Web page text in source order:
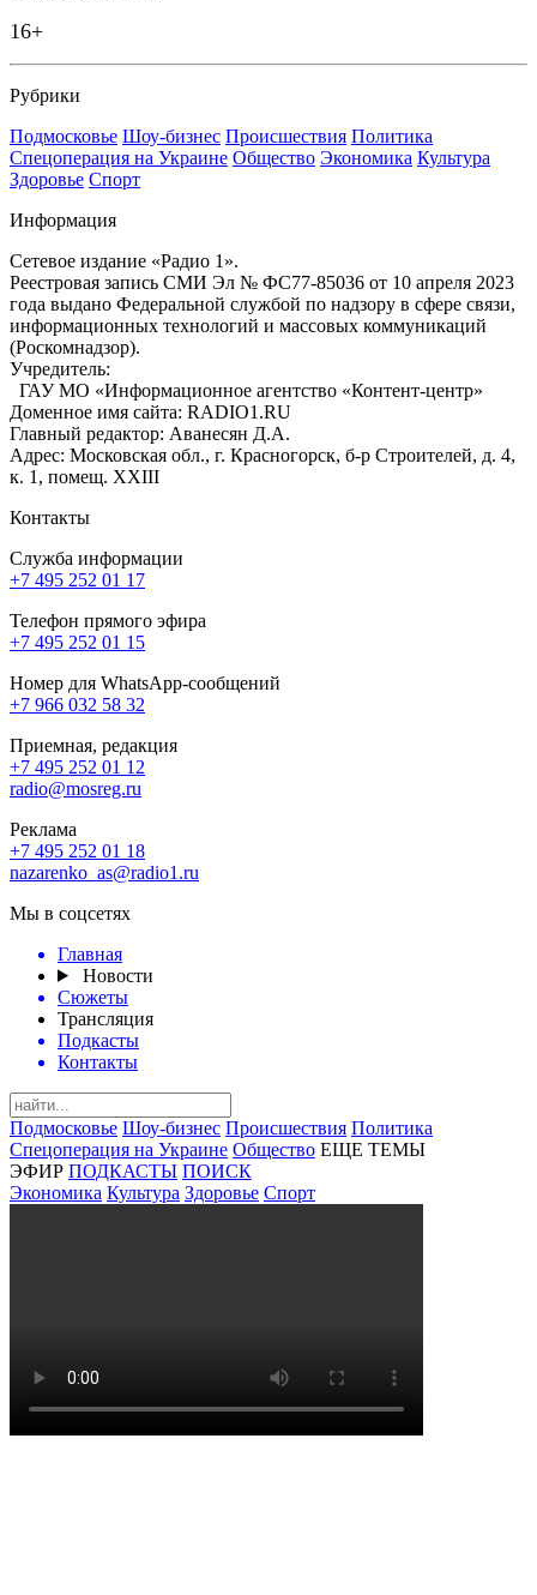
16+
Рубрики
Подмосковье Шоу-бизнес Происшествия Политика
Спецоперация на Украине Общество Экономика Культура
Здоровье Спорт
Информация
Сетевое издание «Радио 1».
Реестровая запись СМИ Эл № ФС77-85036 от 10 апреля 2023
года выдано Федеральной службой по надзору в сфере связи,
информационных технологий и массовых коммуникаций
(Роскомнадзор).
Учредитель:
ГАУ МО «Информационное агентство «Контент-центр»
Доменное имя сайта: RADIO1.RU
Главный редактор: Аванесян Д.А.
Адрес: Московская обл., г. Красногорск, б-р Строителей, д. 4,
к. 1, помещ. XXIII
Контакты
Служба информации
+7 495 252 01 17
Телефон прямого эфира
+7 495 252 01 15
Номер для WhatsApp-сообщений
+7 966 032 58 32
Приемная, редакция
+7 495 252 01 12
radio@mosreg.ru
Реклама
+7 495 252 01 18
nazarenko_as@radio1.ru
Мы в соцсетях
Главная
Новости
Сюжеты
Трансляция
Подкасты
Контакты
Подмосковье Шоу-бизнес Происшествия Политика
Спецоперация на Украине Общество ЕЩЕ ТЕМЫ
ЭФИР ПОДКАСТЫ ПОИСК
Экономика Культура Здоровье Спорт